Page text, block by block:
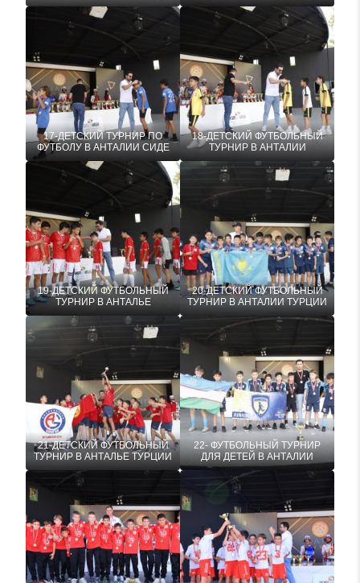
17-ДЕТСКИЙ ТУРНИР ПО
ФУТБОЛУ В АНТАЛИИ СИДЕ
18-ДЕТСКИЙ ФУТБОЛЬНЫЙ
ТУРНИР В АНТАЛИИ
19-ДЕТСКИЙ ФУТБОЛЬНЫЙ
ТУРНИР В АНТАЛЬЕ
20-ДЕТСКИЙ ФУТБОЛЬНЫЙ
ТУРНИР В АНТАЛИИ ТУРЦИИ
21-ДЕТСКИЙ ФУТБОЛЬНЫЙ
ТУРНИР В АНТАЛЬЕ ТУРЦИИ
22- ФУТБОЛЬНЫЙ ТУРНИР
ДЛЯ ДЕТЕЙ В АНТАЛИИ